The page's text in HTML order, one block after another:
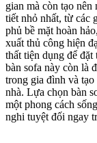
gian mà còn tạo
tiết nhỏ nhất, từ các
phủ bề mặt hoàn
xuất thủ công hiện
thất tiện dụng để
bàn sofa này còn là
trong gia đình và
nhà. Lựa chọn bàn
một phong cách
nghi tuyệt đối ngay